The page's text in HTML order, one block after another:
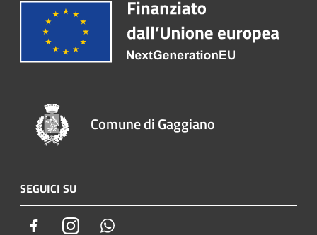
Comune di Gaggiano
SEGUICI SU
FacebookInstagram